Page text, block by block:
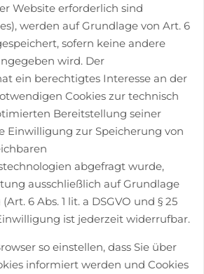
Website erforderlich sind
werden auf Grundlage von Art. 6
sofern keine andere
wird. Der
ein berechtigtes Interesse an der
Cookies zur technisch
Bereitstellung seiner
Einwilligung zur Speicherung von
abgefragt wurde,
ausschließlich auf Grundlage
6 Abs. 1 lit. a DSGVO und § 25
ist jederzeit widerrufbar.
so einstellen, dass Sie über
informiert werden und Cookies